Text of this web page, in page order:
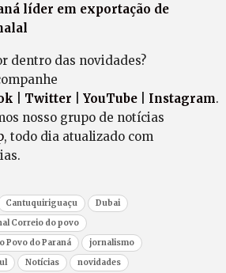
líder em exportação de
dentro das novidades?
Twitter YouTube| Instagram.
nosso grupo de notícias
, todo dia atualizado com
Cantuquiriguaçu
Dubai
Correio do povo
Povo do Paraná
jornalismo
Notícias novidades